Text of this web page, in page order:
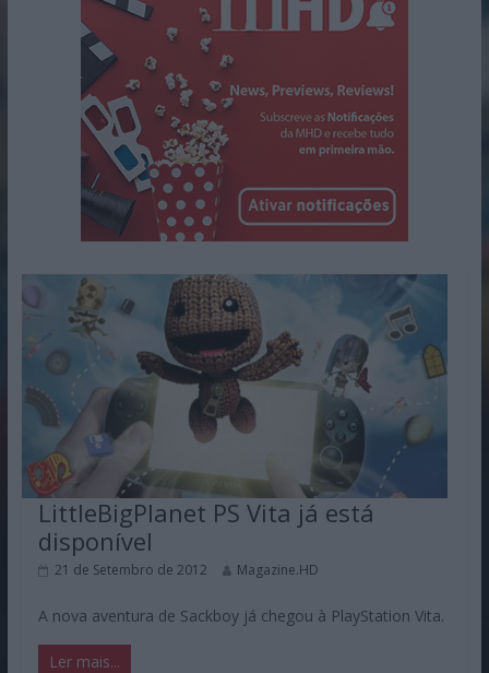
LittleBigPlanet PS Vita já está
disponível
21 de Setembro de 2012 Magazine.HD
A nova aventura de Sackboy já chegou à PlayStation Vita.
Ler mais...